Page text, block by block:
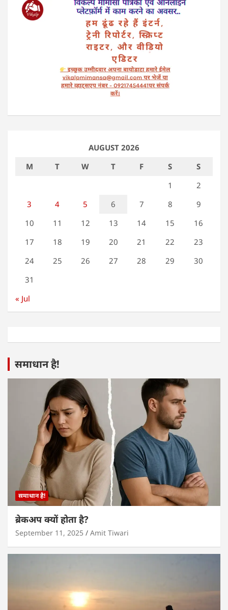
AUGUST 2026
M
T W T F S
S
1
2
3
4 5 6 7 8
9
10
11 12 13 14 15
16
17
18 19 20 21 22
23
24
25 26 27 28 29
30
31
« Jul
समाधान है!
समाधान है!
ब्रेकअप क्यों होता है?
September 11, 2025 Amit Tiwari